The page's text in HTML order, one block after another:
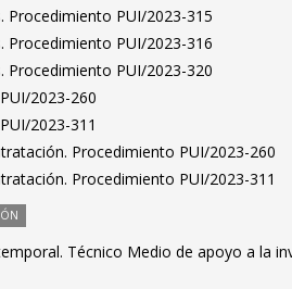
Procedimiento PUI/2023-315
Procedimiento PUI/2023-316
Procedimiento PUI/2023-320
2023-260
2023-311
Procedimiento PUI/2023-260
Procedimiento PUI/2023-311
Técnico Medio de apoyo a la